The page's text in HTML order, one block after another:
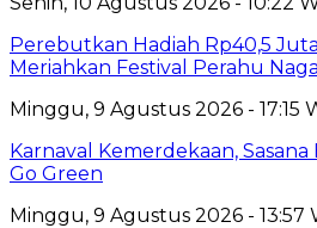
Perebutkan Hadiah Rp40,5
Meriahkan Festival Perahu
Minggu, 9 Agustus 2026 - 17:15
Karnaval Kemerdekaan,
Go Green
Minggu, 9 Agustus 2026 - 13:57